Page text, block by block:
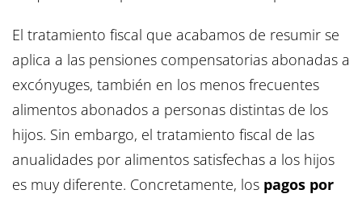
El tratamiento fiscal que acabamos de resumir se
aplica a las pensiones compensatorias abonadas a
excónyuges, también en los menos frecuentes
alimentos abonados a personas distintas de los
hijos. Sin embargo, el tratamiento fiscal de las
anualidades por alimentos satisfechas a los hijos
es muy diferente. Concretamente, los pagos por